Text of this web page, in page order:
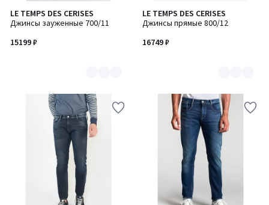
LE TEMPS DES CERISES
Джинсы зауженные 700/11
15199 ₽
Количество
цветов:
2
LE TEMPS DES CERISES
Джинсы прямые 800/12
16749 ₽
Количество
цветов:
2